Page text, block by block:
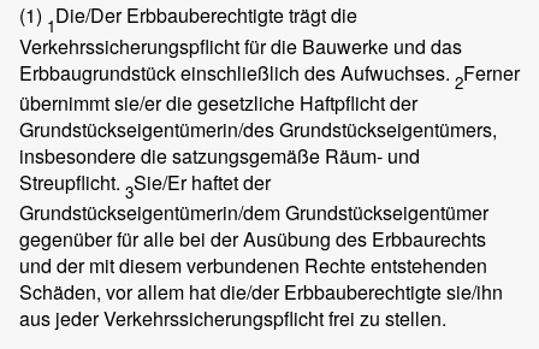
(1) 1Die/Der Erbbauberechtigte trägt die
Verkehrssicherungspflicht für die Bauwerke und das
Erbbaugrundstück einschließlich des Aufwuchses. 2Ferner
übernimmt sie/er die gesetzliche Haftpflicht der
Grundstückseigentümerin/des Grundstückseigentümers,
insbesondere die satzungsgemäße Räum- und
Streupflicht. 3Sie/Er haftet der
Grundstückseigentümerin/dem Grundstückseigentümer
gegenüber für alle bei der Ausübung des Erbbaurechts
und der mit diesem verbundenen Rechte entstehenden
Schäden, vor allem hat die/der Erbbauberechtigte sie/ihn
aus jeder Verkehrssicherungspflicht frei zu stellen.